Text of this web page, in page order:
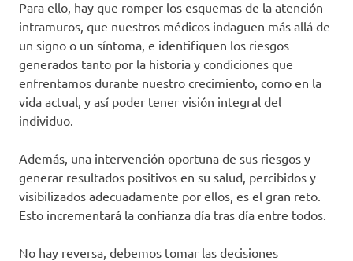
Para ello, hay que romper los esquemas de la atención
intramuros, que nuestros médicos indaguen más allá de
un signo o un síntoma, e identifiquen los riesgos
generados tanto por la historia y condiciones que
enfrentamos durante nuestro crecimiento, como en la
vida actual, y así poder tener visión integral del
individuo.
Además, una intervención oportuna de sus riesgos y
generar resultados positivos en su salud, percibidos y
visibilizados adecuadamente por ellos, es el gran reto.
Esto incrementará la confianza día tras día entre todos.
No hay reversa, debemos tomar las decisiones